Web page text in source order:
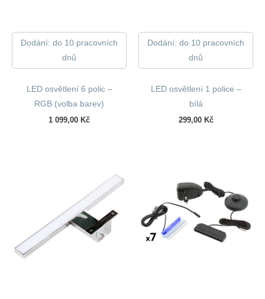
Dodání: do 10 pracovních
dnů
LED osvětlení 6 polic –
RGB (volba barev)
1 099,00 Kč
Dodání: do 10 pracovních
dnů
LED osvětlení 1 police –
bílá
299,00 Kč